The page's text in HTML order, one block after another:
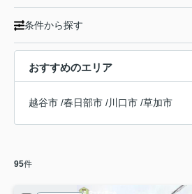
条件から探す
おすすめのエリア
越谷市 /春日部市 /川口市 /草加市
95件